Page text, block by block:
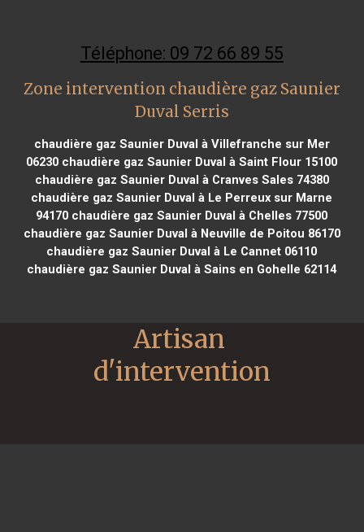
Téléphone: 09 72 66 89 55
Zone intervention chaudière gaz Saunier
Duval Serris
chaudière gaz Saunier Duval à Villefranche sur Mer
06230 chaudière gaz Saunier Duval à Saint Flour 15100
chaudière gaz Saunier Duval à Cranves Sales 74380
chaudière gaz Saunier Duval à Le Perreux sur Marne
94170 chaudière gaz Saunier Duval à Chelles 77500
chaudière gaz Saunier Duval à Neuville de Poitou 86170
chaudière gaz Saunier Duval à Le Cannet 06110
chaudière gaz Saunier Duval à Sains en Gohelle 62114
Artisan
d'intervention